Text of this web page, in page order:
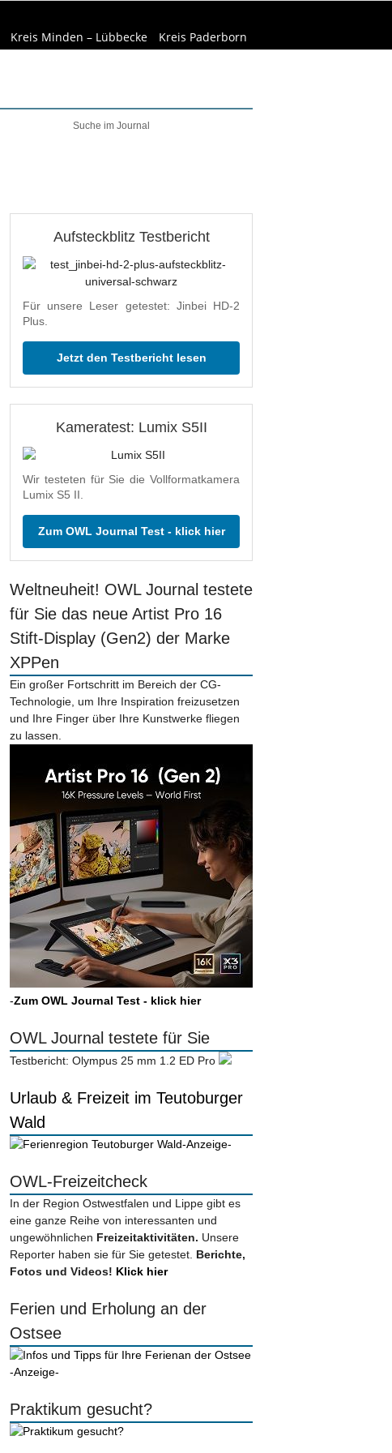
Kreis Minden – Lübbecke Kreis Paderborn
Aufsteckblitz Testbericht
Für unsere Leser getestet: Jinbei HD-2
Plus.
Jetzt den Testbericht lesen
Kameratest: Lumix S5II
Wir testeten für Sie die Vollformatkamera
Lumix S5 II.
Zum OWL Journal Test - klick hier
Weltneuheit! OWL Journal testete
für Sie das neue Artist Pro 16
Stift-Display (Gen2) der Marke
XPPen
Ein großer Fortschritt im Bereich der CG-
Technologie, um Ihre Inspiration freizusetzen
und Ihre Finger über Ihre Kunstwerke fliegen
zu lassen.
-Zum OWL Journal Test - klick hier
OWL Journal testete für Sie
Testbericht: Olympus 25 mm 1.2 ED Pro
Urlaub & Freizeit im Teutoburger
Wald
-Anzeige-
OWL-Freizeitcheck
In der Region Ostwestfalen und Lippe gibt es
eine ganze Reihe von interessanten und
ungewöhnlichen Freizeitaktivitäten. Unsere
Reporter haben sie für Sie getestet. Berichte,
Fotos und Videos! Klick hier
Ferien und Erholung an der
Ostsee
-Anzeige-
Praktikum gesucht?